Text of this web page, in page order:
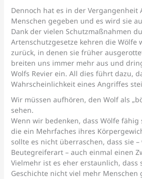
Dennoch hat es in der Vergangenheit
Menschen gegeben und es wird sie
Dank der vielen Schutzmaßnahmen
Artenschutzgesetze kehren die Wölfe
zurück, in denen sie früher
breiten uns immer mehr aus und
Wolfs Revier ein. All dies führt dazu,
Wahrscheinlichkeit eines Angriffes
Wir müssen aufhören, den Wolf als
sehen.
Wenn wir bedenken, dass Wölfe fähig
die ein Mehrfaches ihres
sollte es nicht überraschen, dass sie
Beutegreiferart – auch einmal einen
Vielmehr ist es eher erstaunlich, dass
Geschichte nicht viel mehr Menschen